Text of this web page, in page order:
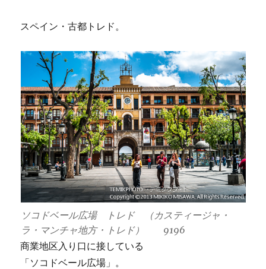
スペイン・古都トレド。
ソコドベール広場 トレド （カスティージャ・
ラ・マンチャ地方・トレド） 9196
商業地区入り口に接している
「ソコドベール広場」。